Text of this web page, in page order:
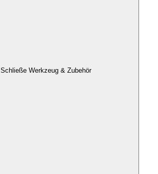
Schließe Werkzeug & Zubehör